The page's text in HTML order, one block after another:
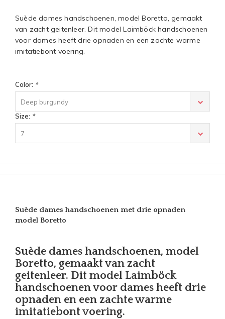
Suède dames handschoenen, model Boretto, gemaakt
van zacht geitenleer. Dit model Laimböck handschoenen
voor dames heeft drie opnaden en een zachte warme
imitatiebont voering.
Color: *
Deep burgundy
Size: *
7
Suède dames handschoenen met drie opnaden
model Boretto
Suède dames handschoenen, model
Boretto, gemaakt van zacht
geitenleer. Dit model Laimböck
handschoenen voor dames heeft drie
opnaden en een zachte warme
imitatiebont voering.